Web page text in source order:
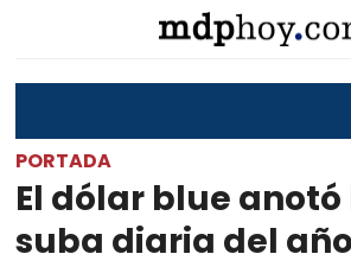
PORTADA
El dólar blue
suba diaria del